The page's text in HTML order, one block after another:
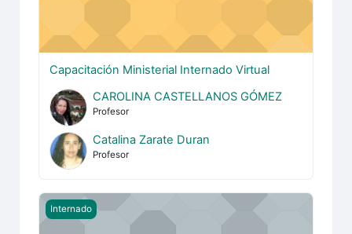
Capacitación Ministerial Internado Virtual
CAROLINA CASTELLANOS GÓMEZ
Profesor
Catalina Zarate Duran
Profesor
Cristología Virtual Internado
Internado